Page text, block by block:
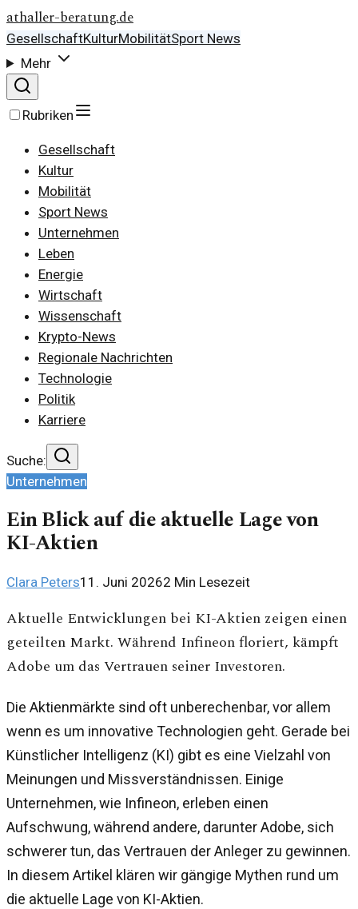
athaller-beratung.de
GesellschaftKulturMobilitätSport News
Mehr
Rubriken
Gesellschaft
Kultur
Mobilität
Sport News
Unternehmen
Leben
Energie
Wirtschaft
Wissenschaft
Krypto-News
Regionale Nachrichten
Technologie
Politik
Karriere
Suche:
Unternehmen
Ein Blick auf die aktuelle Lage von
KI-Aktien
Clara Peters11. Juni 20262 Min Lesezeit
Aktuelle Entwicklungen bei KI-Aktien zeigen einen
geteilten Markt. Während Infineon floriert, kämpft
Adobe um das Vertrauen seiner Investoren.
Die Aktienmärkte sind oft unberechenbar, vor allem
wenn es um innovative Technologien geht. Gerade bei
Künstlicher Intelligenz (KI) gibt es eine Vielzahl von
Meinungen und Missverständnissen. Einige
Unternehmen, wie Infineon, erleben einen
Aufschwung, während andere, darunter Adobe, sich
schwerer tun, das Vertrauen der Anleger zu gewinnen.
In diesem Artikel klären wir gängige Mythen rund um
die aktuelle Lage von KI-Aktien.